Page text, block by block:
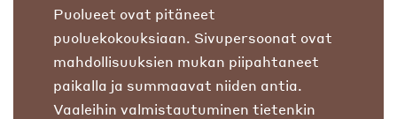
Puolueet ovat pitäneet
puoluekokouksiaan. Sivupersoonat ovat
mahdollisuuksien mukan piipahtaneet
paikalla ja summaavat niiden antia.
Vaaleihin valmistautuminen tietenkin